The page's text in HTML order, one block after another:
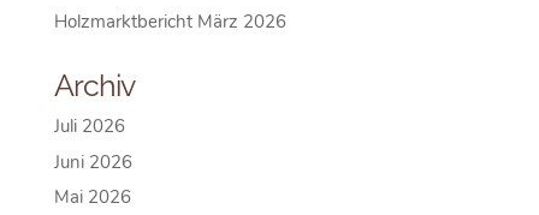
Holzmarktbericht März 2026
Archiv
Juli 2026
Juni 2026
Mai 2026